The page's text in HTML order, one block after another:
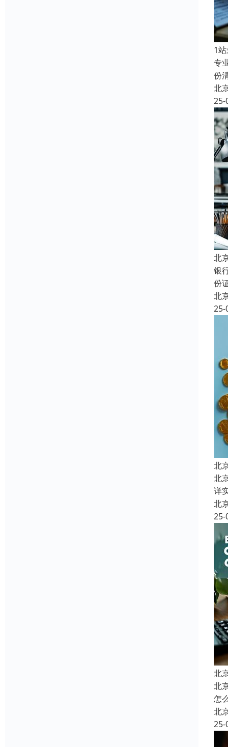
1
专
份
北
25-
北
银
份
北
25-
北
北
详
北
25-
北
北
怎
北
25-